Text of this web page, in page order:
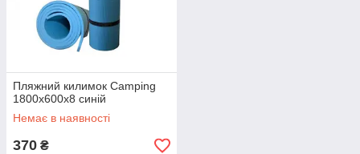
Пляжний килимок Camping
1800х600х8 синій
Немає в наявності
370 ₴